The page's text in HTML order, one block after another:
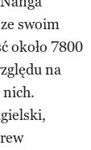
swoim
około 7800
na
nich.